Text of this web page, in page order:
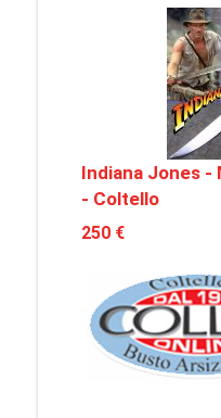
Indiana Jones -
- Coltello
250 €